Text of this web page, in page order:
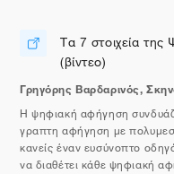
Τα 7 στοιχεία
(βίντεο)
Διεύθυνση URL
Γρηγόρης Βαρδαρινός,
Η ψηφιακή αφήγηση
γραπτη αφήγηση με
κανείς έναν ευσύνοπτο
να διαθέτει κάθε ψηφιακή